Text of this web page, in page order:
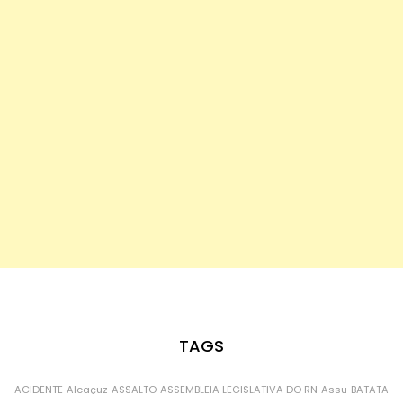
TAGS
ACIDENTE Alcaçuz ASSALTO ASSEMBLEIA LEGISLATIVA DO RN Assu BATATA